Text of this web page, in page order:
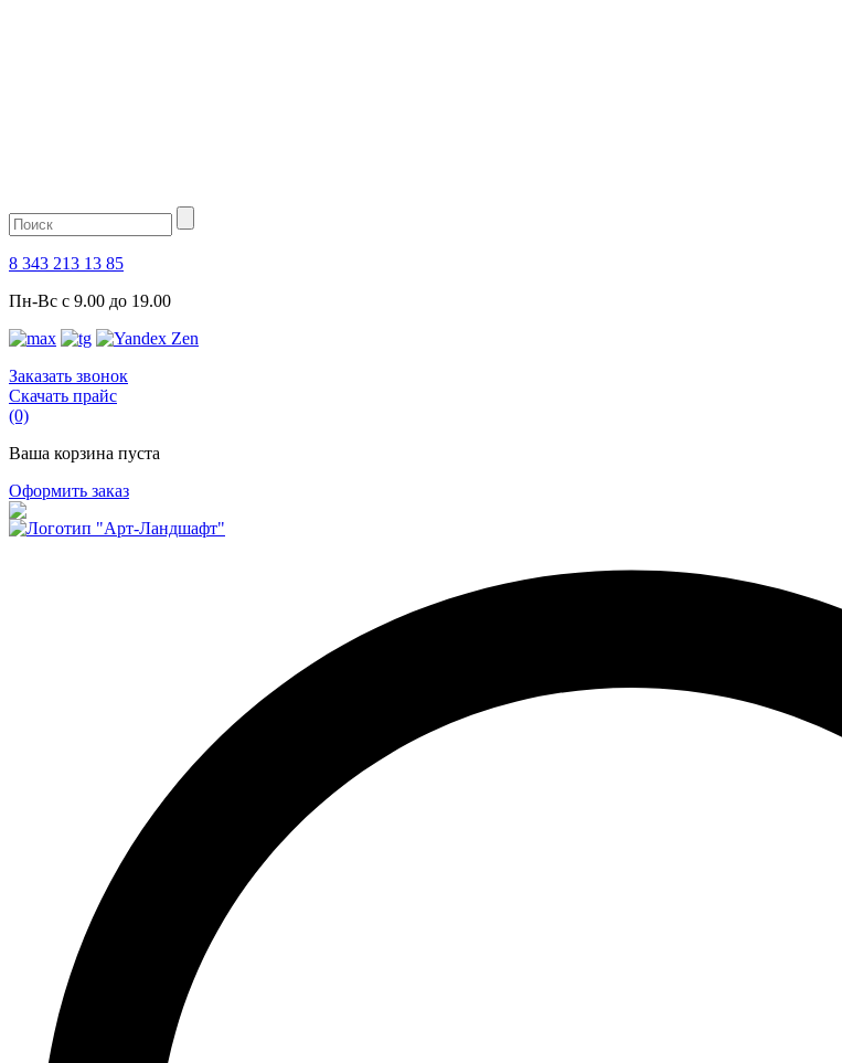
8 343 213 13 85
Пн-Вс с 9.00 до 19.00
Заказать звонок
Скачать прайс
(0)
Ваша корзина пуста
Оформить заказ